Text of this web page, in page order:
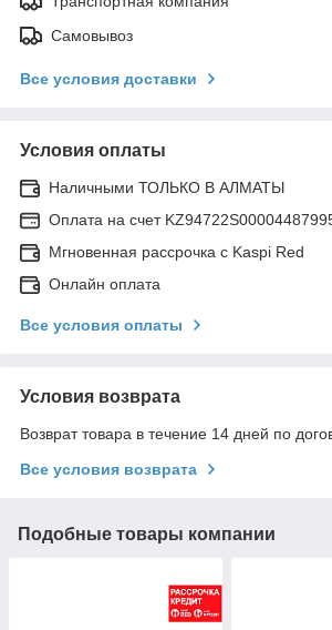
Самовывоз
Все условия доставки
Условия оплаты
Наличными ТОЛЬКО В АЛМАТЫ
Оплата на счет
Мгновенная рассрочка с Kaspi Red
Онлайн оплата
Все условия оплаты
Условия возврата
Возврат товара в течение 14 дней по
Все условия возврата
Подобные товары компании